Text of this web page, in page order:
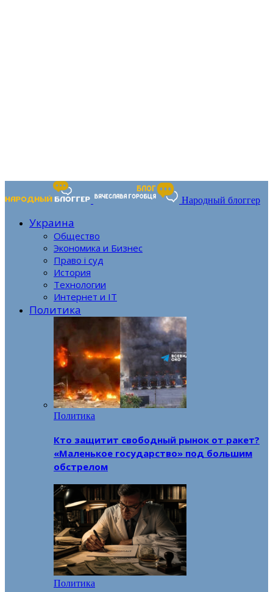
Народный блоггер
Украина
Общество
Экономика и Бизнес
Право і суд
История
Технологии
Интернет и IT
Политика
Политика
Кто защитит свободный рынок от ракет?
«Маленькое государство» под большим
обстрелом
Политика